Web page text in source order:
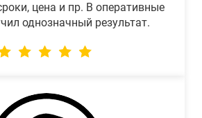
цена и пр. В оперативные
однозначный результат.